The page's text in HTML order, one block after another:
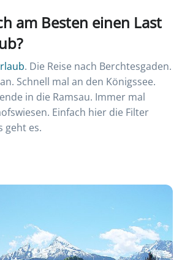
am Besten einen Last
. Die Reise nach Berchtesgaden.
Schnell mal an den Königssee.
in die Ramsau. Immer mal
Einfach hier die Filter
geht es.